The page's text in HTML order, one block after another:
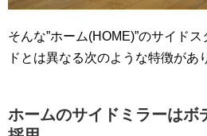
そんな”ホーム(HOME)”のサイド
ドとは異なる次のような特徴があ
ホームのサイドミラーはボ